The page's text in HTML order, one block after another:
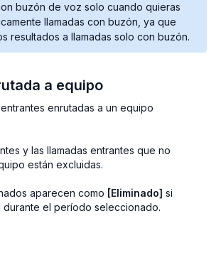
buzón de voz solo cuando quieras
llamadas con buzón, ya que
resultados a llamadas solo con buzón.
a equipo
enrutadas a un equipo
y las llamadas entrantes que no
están excluidas.
aparecen como [Eliminado] si
el período seleccionado.